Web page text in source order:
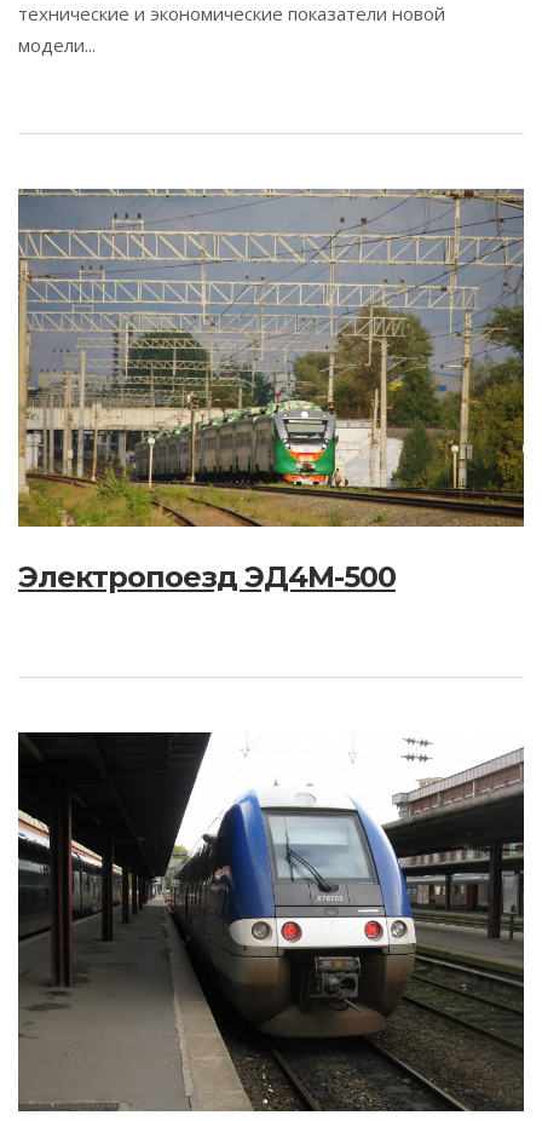
технические и экономические показатели новой
модели...
Электропоезд ЭД4М-500